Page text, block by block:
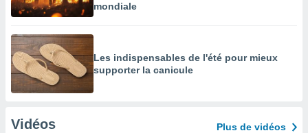
mondiale
Les indispensables de l'été pour mieux
supporter la canicule
Vidéos Plus de vidéos